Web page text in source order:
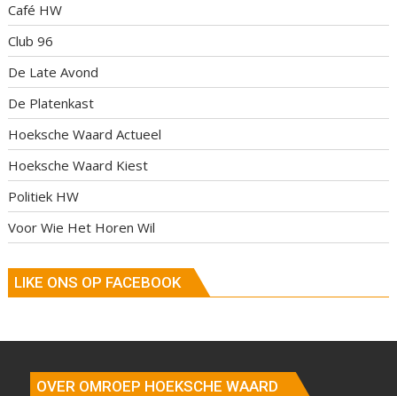
Café HW
Club 96
De Late Avond
De Platenkast
Hoeksche Waard Actueel
Hoeksche Waard Kiest
Politiek HW
Voor Wie Het Horen Wil
LIKE ONS OP FACEBOOK
OVER OMROEP HOEKSCHE WAARD